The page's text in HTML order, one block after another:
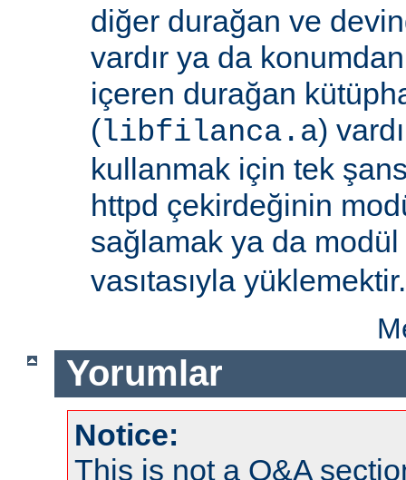
diğer durağan ve
vardır ya da
içeren durağan
(libfilanca.a)
kullanmak için tek
httpd çekirdeğinin
sağlamak ya da
vasıtasıyla yüklemektir.
Yorumlar
Notice:
This is not a Q&A